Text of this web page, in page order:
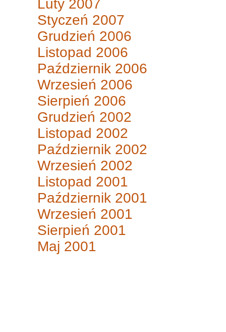
Luty 2007
Styczeń 2007
Grudzień 2006
Listopad 2006
Październik 2006
Wrzesień 2006
Sierpień 2006
Grudzień 2002
Listopad 2002
Październik 2002
Wrzesień 2002
Listopad 2001
Październik 2001
Wrzesień 2001
Sierpień 2001
Maj 2001